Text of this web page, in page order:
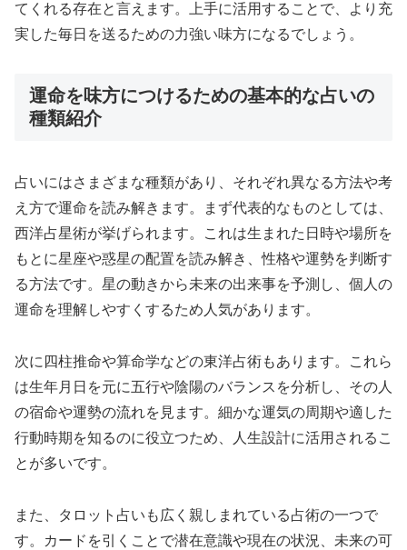
てくれる存在と言えます。上手に活用することで、より充
実した毎日を送るための力強い味方になるでしょう。
運命を味方につけるための基本的な占いの
種類紹介
占いにはさまざまな種類があり、それぞれ異なる方法や考
え方で運命を読み解きます。まず代表的なものとしては、
西洋占星術が挙げられます。これは生まれた日時や場所を
もとに星座や惑星の配置を読み解き、性格や運勢を判断す
る方法です。星の動きから未来の出来事を予測し、個人の
運命を理解しやすくするため人気があります。
次に四柱推命や算命学などの東洋占術もあります。これら
は生年月日を元に五行や陰陽のバランスを分析し、その人
の宿命や運勢の流れを見ます。細かな運気の周期や適した
行動時期を知るのに役立つため、人生設計に活用されるこ
とが多いです。
また、タロット占いも広く親しまれている占術の一つで
す。カードを引くことで潜在意識や現在の状況、未来の可